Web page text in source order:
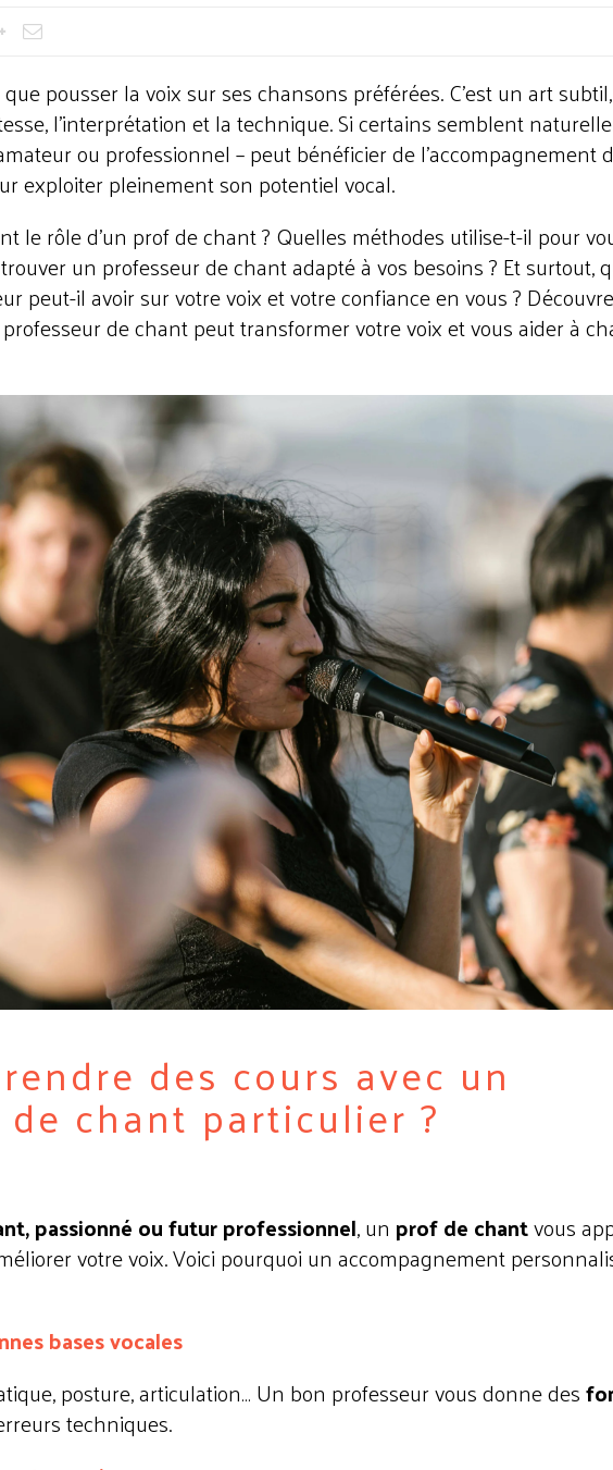
pousser la voix sur ses chansons préférées. C’est un art
l’interprétation et la technique. Si certains semblent
ou professionnel – peut bénéficier de l’accompagnement
exploiter pleinement son potentiel vocal.
le rôle d’un prof de chant ? Quelles méthodes utilise-t-il pour
un professeur de chant adapté à vos besoins ? Et surtout,
peut-il avoir sur votre voix et votre confiance en vous ?
de chant peut transformer votre voix et vous aider à
des cours avec un
chant particulier ?
passionné ou futur professionnel, un prof de chantvous
votre voix. Voici pourquoi un accompagnement
bases vocales
posture, articulation… Un bon professeur vous donne des
techniques.